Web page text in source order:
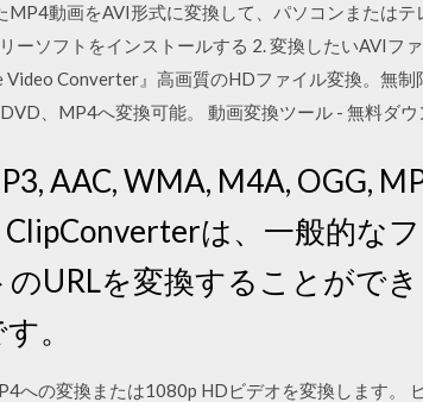
MP4動画をAVI形式に変換して、パソコンまたは
ーソフトをインストールする 2. 変換したいAVIフ
Converter』高画質のHDファイル変換。無制
、MP4へ変換可能。 動画変換ツール - 無料ダウ
AAC, WMA, M4A, OGG,
ClipConverterは、一般的な
URLを変換することがで
。
への変換または1080p HDビデオを変換します。